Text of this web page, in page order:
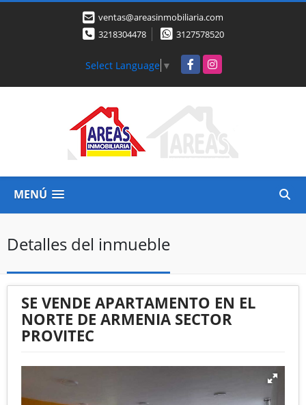
ventas@areasinmobiliaria.com
3218304478
3127578520
Select Language ▼ FacebookInstagram
MENÚ
Detalles del inmueble
SE VENDE APARTAMENTO EN EL
NORTE DE ARMENIA SECTOR
PROVITEC